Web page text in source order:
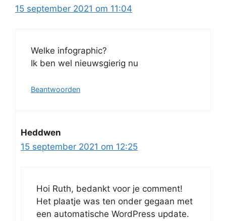
15 september 2021 om 11:04
Welke infographic?
Ik ben wel nieuwsgierig nu
Beantwoorden
Heddwen
15 september 2021 om 12:25
Hoi Ruth, bedankt voor je comment!
Het plaatje was ten onder gegaan met
een automatische WordPress update.